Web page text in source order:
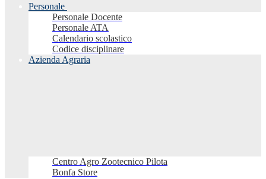
Personale
Personale Docente
Personale ATA
Calendario scolastico
Codice disciplinare
Azienda Agraria
Centro Agro Zootecnico Pilota
Bonfa Store